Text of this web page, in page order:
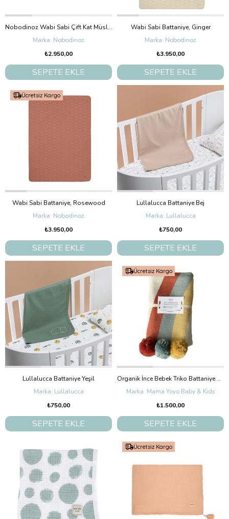
Nobodinoz Wabi Sabi Çift Kat Müslin Battaniye, Green Matcha
Nobodinoz
₺2.950,00
SEPETE EKLE
Wabi Sabi Battaniye, Ginger
Nobodinoz
₺3.950,00
SEPETE EKLE
Wabi Sabi Battaniye, Rosewood
Nobodinoz
₺3.950,00
SEPETE EKLE
Ücretsiz Kargo
Lullalucca Battaniye Bej
Lullalucca
₺750,00
SEPETE EKLE
Lullalucca Battaniye Yeşil
Lullalucca
₺750,00
SEPETE EKLE
Organik İnce Bebek Triko Battaniye Rain-pompom
Mama Yoyo Baby & Kids
₺1.500,00
SEPETE EKLE
Ücretsiz Kargo
Ücretsiz Kargo